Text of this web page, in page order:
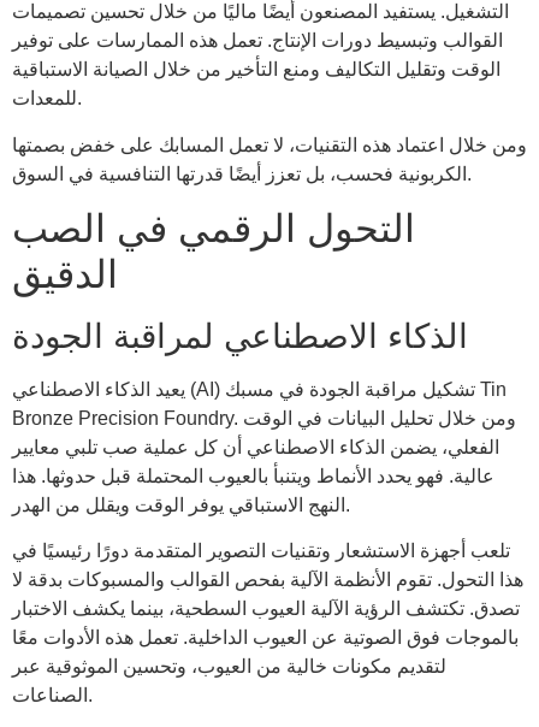
التشغيل. يستفيد المصنعون أيضًا ماليًا من خلال تحسين تصميمات
القوالب وتبسيط دورات الإنتاج. تعمل هذه الممارسات على توفير
الوقت وتقليل التكاليف ومنع التأخير من خلال الصيانة الاستباقية
للمعدات.
ومن خلال اعتماد هذه التقنيات، لا تعمل المسابك على خفض بصمتها
الكربونية فحسب، بل تعزز أيضًا قدرتها التنافسية في السوق.
التحول الرقمي في الصب
الدقيق
الذكاء الاصطناعي لمراقبة الجودة
يعيد الذكاء الاصطناعي (AI) تشكيل مراقبة الجودة في مسبك Tin
Bronze Precision Foundry. ومن خلال تحليل البيانات في الوقت
الفعلي، يضمن الذكاء الاصطناعي أن كل عملية صب تلبي معايير
عالية. فهو يحدد الأنماط ويتنبأ بالعيوب المحتملة قبل حدوثها. هذا
النهج الاستباقي يوفر الوقت ويقلل من الهدر.
تلعب أجهزة الاستشعار وتقنيات التصوير المتقدمة دورًا رئيسيًا في
هذا التحول. تقوم الأنظمة الآلية بفحص القوالب والمسبوكات بدقة لا
تصدق. تكتشف الرؤية الآلية العيوب السطحية، بينما يكشف الاختبار
بالموجات فوق الصوتية عن العيوب الداخلية. تعمل هذه الأدوات معًا
لتقديم مكونات خالية من العيوب، وتحسين الموثوقية عبر
الصناعات.